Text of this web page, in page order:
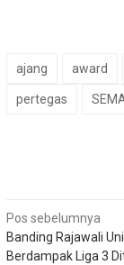
ajang award
pertegas
Navigasi
pos
Pos sebelumnya
Banding Rajawali
Berdampak Liga 3